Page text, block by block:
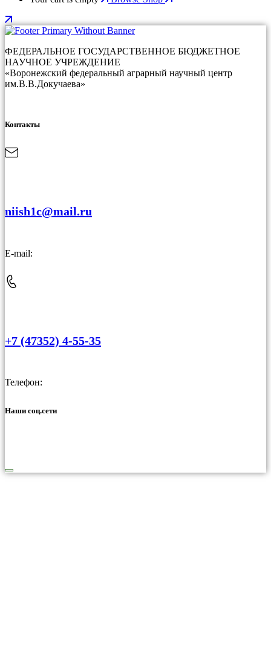
ФЕДЕРАЛЬНОЕ ГОСУДАРСТВЕННОЕ БЮДЖЕТНОЕ
НАУЧНОЕ УЧРЕЖДЕНИЕ
«Воронежский федеральный аграрный научный центр
им.В.В.Докучаева»
Контакты
niish1c@mail.ru
E-mail:
+7 (47352) 4-55-35
Телефон:
Наши соц.сети